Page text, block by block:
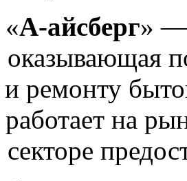
А-айсберг» —
и ремонту
на